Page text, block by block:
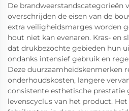
De brandweerstandscategorieën
overschrijden de eisen van de
extra veiligheidsmarges worden
hout niet kan evenaren. Kras- en
dat drukbezochte gebieden hun
ondanks intensief gebruik en
Deze duurzaamheidskenmerken
onderhoudskosten, langere
consistente esthetische prestatie
levenscyclus van het product.